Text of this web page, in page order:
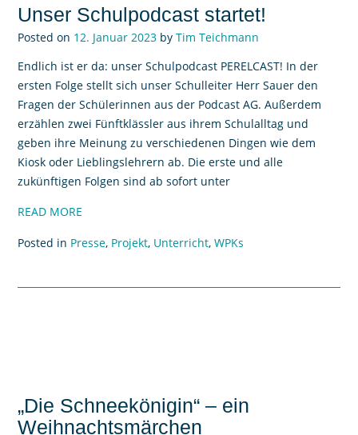
Unser Schulpodcast startet!
Posted on 12. Januar 2023 by Tim Teichmann
Endlich ist er da: unser Schulpodcast PERELCAST! In der
ersten Folge stellt sich unser Schulleiter Herr Sauer den
Fragen der Schülerinnen aus der Podcast AG. Außerdem
erzählen zwei Fünftklässler aus ihrem Schulalltag und
geben ihre Meinung zu verschiedenen Dingen wie dem
Kiosk oder Lieblingslehrern ab. Die erste und alle
zukünftigen Folgen sind ab sofort unter
READ MORE
Posted in Presse, Projekt, Unterricht, WPKs
„Die Schneekönigin“ – ein
Weihnachtsmärchen